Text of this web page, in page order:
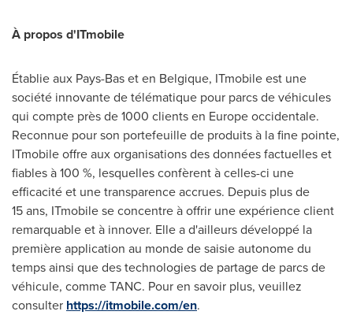
À propos d'ITmobile
Établie aux Pays-Bas et en Belgique, ITmobile est une
société innovante de télématique pour parcs de véhicules
qui compte près de 1000 clients en Europeoccidentale.
Reconnue pour son portefeuille de produits à la fine pointe,
ITmobile offre aux organisations des données factuelles et
fiables à 100 %, lesquelles confèrent à celles-ci une
efficacité et une transparence accrues. Depuis plus de
15 ans, ITmobile se concentre à offrir une expérience client
remarquable et à innover. Elle a d'ailleurs développé la
première application au monde de saisie autonome du
temps ainsi que des technologies de partage de parcs de
véhicule, comme TANC. Pour en savoir plus, veuillez
consulter https://itmobile.com/en.